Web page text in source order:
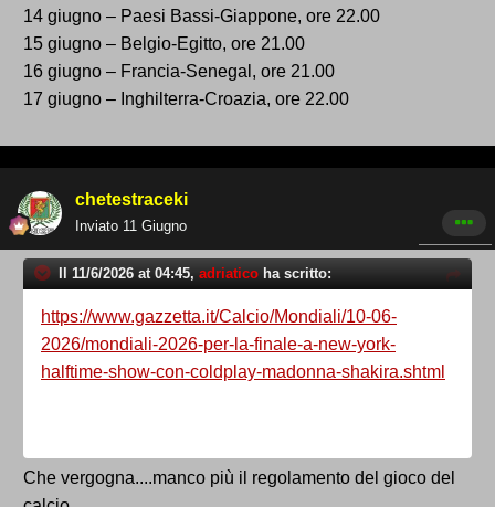
14 giugno – Paesi Bassi-Giappone, ore 22.00
15 giugno – Belgio-Egitto, ore 21.00
16 giugno – Francia-Senegal, ore 21.00
17 giugno – Inghilterra-Croazia, ore 22.00
chetestraceki
Inviato 11 Giugno
Il 11/6/2026 at 04:45, adriatico ha scritto:
https://www.gazzetta.it/Calcio/Mondiali/10-06-
2026/mondiali-2026-per-la-finale-a-new-york-
halftime-show-con-coldplay-madonna-shakira.shtml
Che vergogna....manco più il regolamento del gioco del